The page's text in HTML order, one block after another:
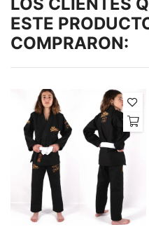
ESTE
COMPRARON: